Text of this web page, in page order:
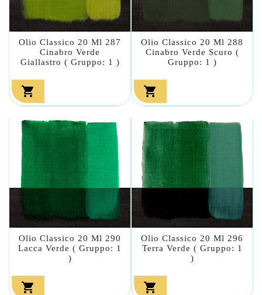
Olio Classico 20 Ml 287
Cinabro Verde
Giallastro ( Gruppo: 1 )

Olio Classico 20 Ml 288
Cinabro Verde Scuro (
Gruppo: 1 )

Olio Classico 20 Ml 290
Lacca Verde ( Gruppo: 1
)

Olio Classico 20 Ml 296
Terra Verde ( Gruppo: 1
)
